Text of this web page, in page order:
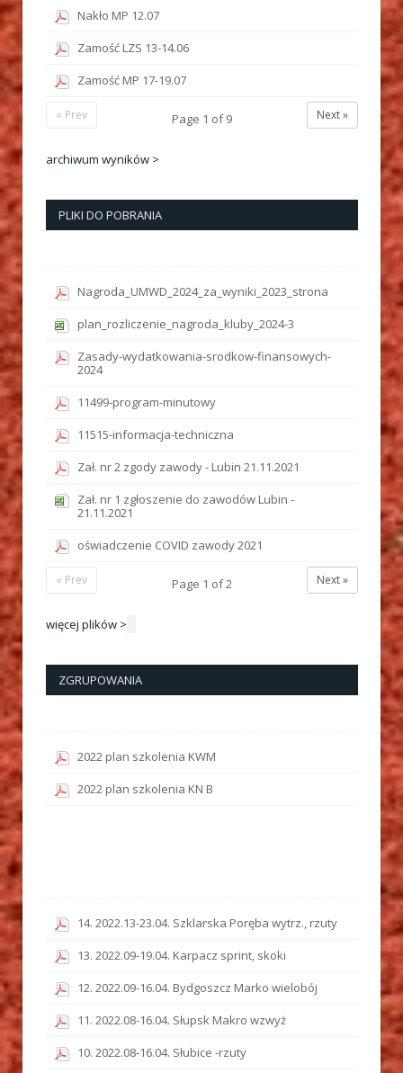
Nakło MP 12.07
Zamość LZS 13-14.06
Zamość MP 17-19.07
Next »
Page 1 of9
« Prev
archiwum wyników >
PLIKI DO POBRANIA
Nagroda_UMWD_2024_za_wyniki_2023_strona
plan_rozliczenie_nagroda_kluby_2024-3
Zasady-wydatkowania-srodkow-finansowych-
2024
11499-program-minutowy
11515-informacja-techniczna
Zał. nr 2 zgody zawody - Lubin 21.11.2021
Zał. nr 1 zgłoszenie do zawodów Lubin -
21.11.2021
oświadczenie COVID zawody 2021
Next »
Page 1 of2
« Prev
więcej plików >
ZGRUPOWANIA
2022 plan szkolenia KWM
2022 plan szkolenia KN B
14. 2022.13-23.04. Szklarska Poręba wytrz., rzuty
13. 2022.09-19.04. Karpacz sprint, skoki
12. 2022.09-16.04. Bydgoszcz Marko wielobój
11. 2022.08-16.04. Słupsk Makro wzwyż
10. 2022.08-16.04. Słubice -rzuty